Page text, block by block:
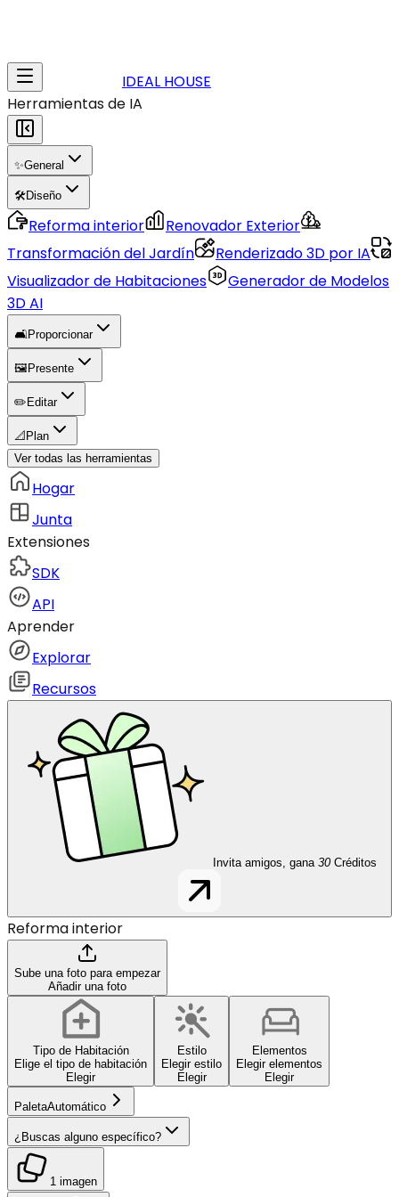
IDEAL HOUSE
Herramientas de IA
✨General
🛠️Diseño
Reforma interior
Renovador Exterior
Transformación del Jardín
Renderizado 3D por IA
Visualizador de Habitaciones
Generador de Modelos
3D AI
🛋️Proporcionar
🖼️ Presente
✏️ Editar
📐 Plan
Ver todas las herramientas
Hogar
Junta
Extensiones
SDK
API
Aprender
Explorar
Recursos
Invita amigos, gana 30 Créditos
Reforma interior
Sube una foto para empezar
Añadir una foto
Tipo de Habitación
Elige el tipo de habitación
Elegir
Estilo
Elegir estilo
Elegir
Elementos
Elegir elementos
Elegir
PaletaAutomático
¿Buscas alguno específico?
1 imagen